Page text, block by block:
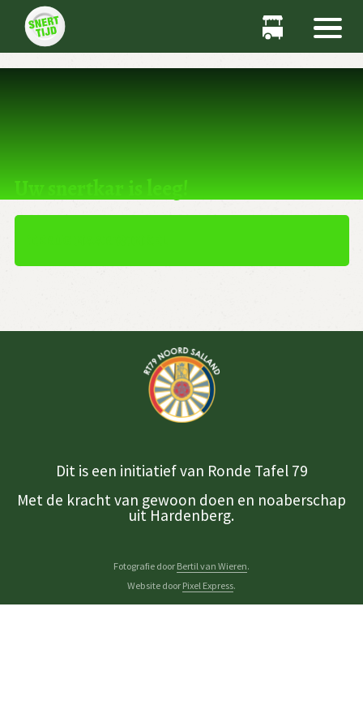
Dit product kan niet worden gekocht.
Uw snertkar is leeg!
Dit is een initiatief van Ronde Tafel 79
Met de kracht van gewoon doen en noaberschap
uit Hardenberg.
Fotografie door Bertil van Wieren.
Website door Pixel Express.